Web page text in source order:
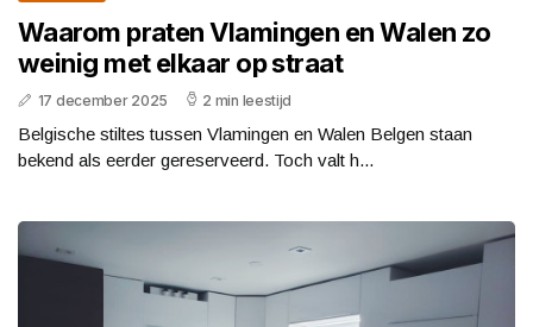
Waarom praten Vlamingen en Walen zo
weinig met elkaar op straat
17 december 2025 2 min leestijd
Belgische stiltes tussen Vlamingen en Walen Belgen staan
bekend als eerder gereserveerd. Toch valt h...